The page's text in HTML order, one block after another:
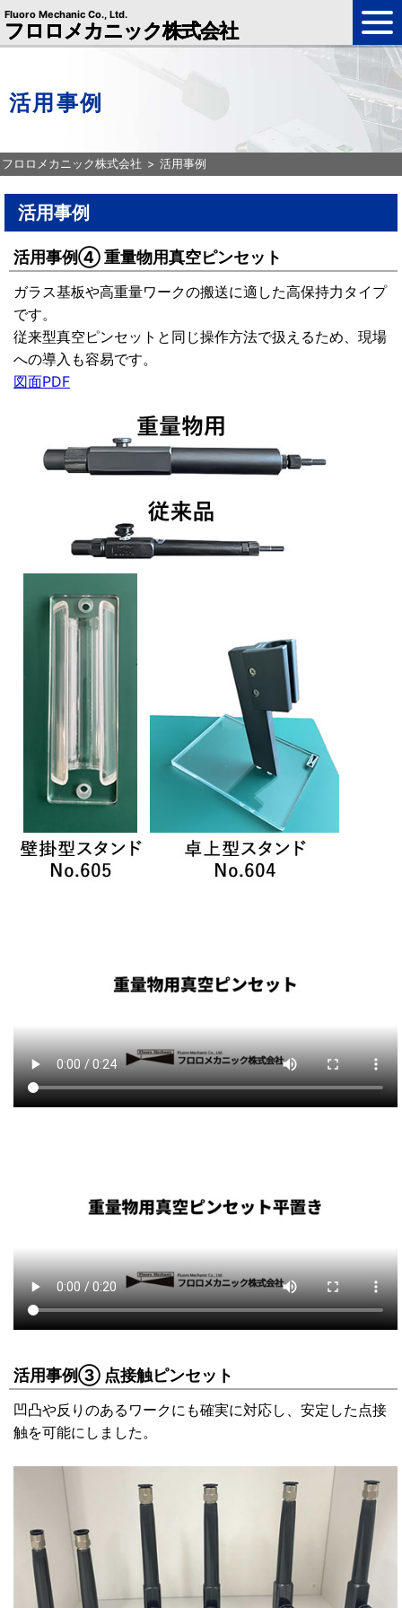
Fluoro Mechanic Co., Ltd.
フロロメカニック株式会社
活用事例
フロロメカニック株式会社 活用事例
活用事例
活用事例④ 重量物用真空ピンセット
ガラス基板や高重量ワークの搬送に適した高保持力タイプ
です。
従来型真空ピンセットと同じ操作方法で扱えるため、現場
への導入も容易です。
図面PDF
活用事例③ 点接触ピンセット
凹凸や反りのあるワークにも確実に対応し、安定した点接
触を可能にしました。